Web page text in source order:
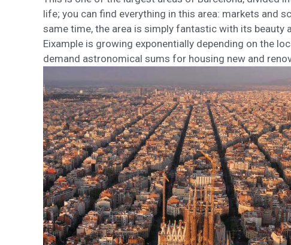
life; you can find everything in this area: markets and
same time, the area is simply fantastic with its beauty
Eixample is growing exponentially depending on the
demand astronomical sums for housing new and